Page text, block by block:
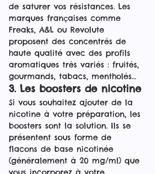
de saturer vos résistances. Les
marques françaises comme
Freaks, A&L ou Revolute
proposent des concentrés de
haute qualité avec des profils
aromatiques très variés : fruités,
gourmands, tabacs, mentholés…
3. Les boosters de nicotine
Si vous souhaitez ajouter de la
nicotine à votre préparation, les
boosters sont la solution. Ils se
présentent sous forme de
flacons de base nicotinée
(généralement à 20 mg/ml) que
vous incorporez à votre